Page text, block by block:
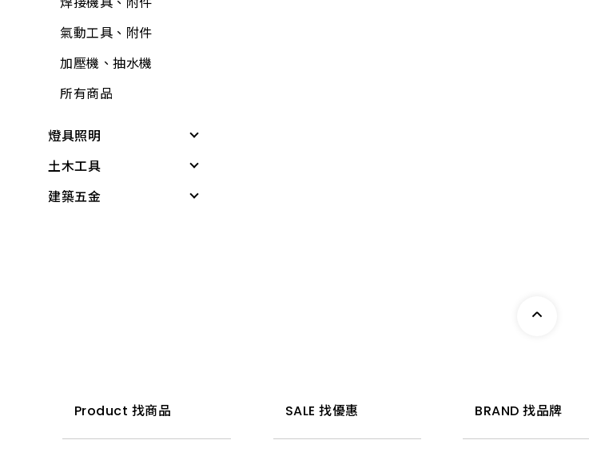
塑鋼土
鉗
電線
螺絲.壁虎(膨脹螺絲)
所有商品
汽、機車用品
文具用品
包裝材料
水塔、水塔附件
水管夾具(管束、管
夾)
不銹鋼(銅)接頭
PVC管、鐵管
PVC管接頭
開關箱、接線盒
氣動工具、附件
加壓機、抽水機
所有商品
燈具照明
其他燈具
感應燈具
小燈泡
所有商品
土木工具
無塵室商品
鏟、扒
推水、土平、杓
建築五金
天花板
地磚
Product 找商品 SALE 找優惠 BRAND 找品牌